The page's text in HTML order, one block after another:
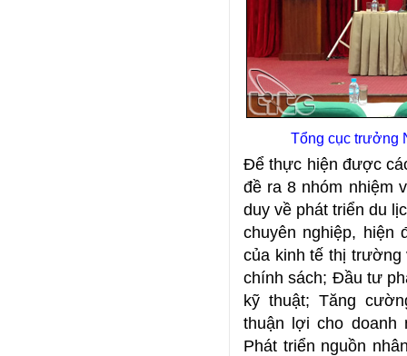
Tổng cục trưởng
Để thực hiện được
đề ra 8 nhóm nhiệm
duy về phát triển du
chuyên nghiệp, hiện
của kinh tế thị trường
chính sách; Đầu tư
kỹ thuật; Tăng
thuận lợi cho doanh
Phát triển nguồn